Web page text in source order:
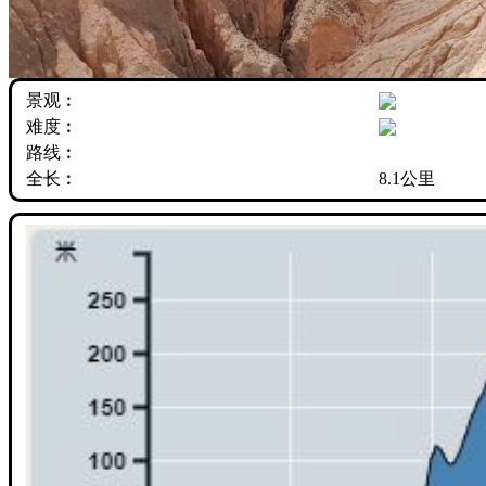
景观︰
难度︰
路线︰
全长︰
8.1公里